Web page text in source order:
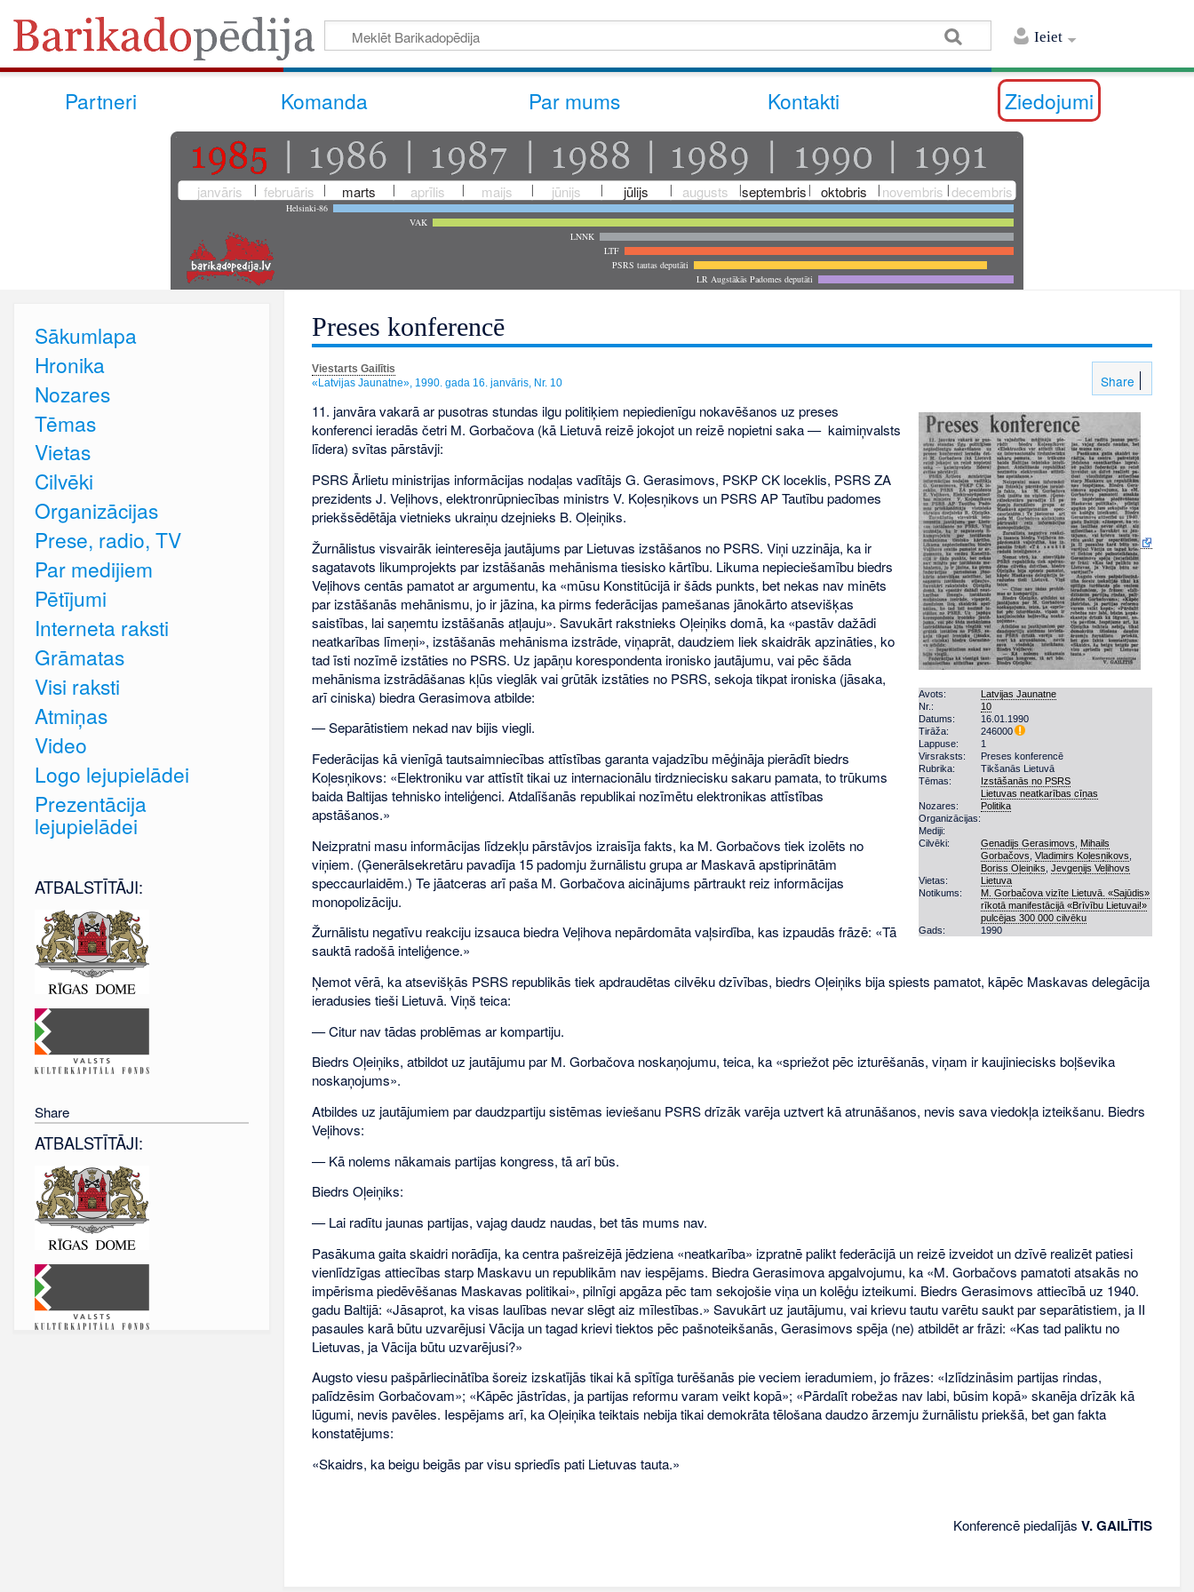
Ieiet
Partneri Komanda Par mums Kontakti Ziedojumi
janvāris februāris marts aprīlis maijs jūnijs jūlijs augusts septembris oktobris novembris decembris
Helsinki-86
VAK
LNNK
LTF
PSRS tautas deputāti
LR Augstākās Padomes deputāti
Preses konferencē
Share
Viestarts Gailītis
«Latvijas Jaunatne», 1990. gada 16. janvāris, Nr. 10
Avots:
Latvijas Jaunatne
Nr.:
10
Datums:
16.01.1990
Tirāža:
246000
Lappuse:
1
Virsraksts:
Preses konferencē
Rubrika:
Tikšanās Lietuvā
Tēmas:
Izstāšanās no PSRS
Lietuvas neatkarības cīņas
Nozares:
Politika
Organizācijas:
Mediji:
Cilvēki:
Genadijs Gerasimovs
Mihails
Gorbačovs ,Vladimirs Koļesņikovs
Boriss Oļeiņiks ,Jevgeņijs Veļihovs
Vietas:
Lietuva
Notikums:
M. Gorbačova vizīte Lietuvā. «Sajūdis»
rīkotā manifestācijā «Brīvību Lietuvai!»
pulcējas 300 000 cilvēku
Gads:
1990
11. janvāra vakarā ar pusotras stundas ilgu politiķiem nepiedienīgu nokavēšanos uz preses
konferenci ieradās četri M. Gorbačova (kā Lietuvā reizē jokojot un reizē nopietni saka — kaimiņvalsts
līdera) svītas pārstāvji:
PSRS Ārlietu ministrijas informācijas nodaļas vadītājs G. Gerasimovs, PSKP CK loceklis, PSRS ZA
prezidents J. Veļihovs, elektronrūpniecības ministrs V. Koļesņikovs un PSRS AP Tautību padomes
priekšsēdētāja vietnieks ukraiņu dzejnieks B. Oļeiņiks.
Žurnālistus visvairāk ieinteresēja jautājums par Lietuvas izstāšanos no PSRS. Viņi uzzināja, ka ir
sagatavots likumprojekts par izstāšanās mehānisma tiesisko kārtību. Likuma nepieciešamību biedrs
Veļihovs centās pamatot ar argumentu, ka «mūsu Konstitūcijā ir šāds punkts, bet nekas nav minēts
par izstāšanās mehānismu, jo ir jāzina, ka pirms federācijas pamešanas jānokārto atsevišķas
saistības, lai saņemtu izstāšanās atļauju». Savukārt rakstnieks Oļeiņiks domā, ka «pastāv dažādi
neatkarības līmeņi», izstāšanās mehānisma izstrāde, viņaprāt, daudziem liek skaidrāk apzināties, ko
tad īsti nozīmē izstāties no PSRS. Uz japāņu korespondenta ironisko jautājumu, vai pēc šāda
mehānisma izstrādāšanas kļūs vieglāk vai grūtāk izstāties no PSRS, sekoja tikpat ironiska (jāsaka,
arī ciniska) biedra Gerasimova atbilde:
— Separātistiem nekad nav bijis viegli.
Federācijas kā vienīgā tautsaimniecības attīstības garanta vajadzību mēģināja pierādīt biedrs
Koļesņikovs: «Elektroniku var attīstīt tikai uz internacionālu tirdzniecisku sakaru pamata, to trūkums
baida Baltijas tehnisko inteliģenci. Atdalīšanās republikai nozīmētu elektronikas attīstības
apstāšanos.»
Neizpratni masu informācijas līdzekļu pārstāvjos izraisīja fakts, ka M. Gorbačovs tiek izolēts no
viņiem. (Ģenerālsekretāru pavadīja 15 padomju žurnālistu grupa ar Maskavā apstiprinātām
speccaurlaidēm.) Te jāatceras arī paša M. Gorbačova aicinājums pārtraukt reiz informācijas
monopolizāciju.
Žurnālistu negatīvu reakciju izsauca biedra Veļihova nepārdomāta vaļsirdība, kas izpaudās frāzē: «Tā
sauktā radošā inteliģence.»
Ņemot vērā, ka atsevišķās PSRS republikās tiek apdraudētas cilvēku dzīvības, biedrs Oļeiņiks bija spiests pamatot, kāpēc Maskavas delegācija
ieradusies tieši Lietuvā. Viņš teica:
— Citur nav tādas problēmas ar kompartiju.
Biedrs Oļeiņiks, atbildot uz jautājumu par M. Gorbačova noskaņojumu, teica, ka «spriežot pēc izturēšanās, viņam ir kaujiniecisks boļševika
noskaņojums».
Atbildes uz jautājumiem par daudzpartiju sistēmas ieviešanu PSRS drīzāk varēja uztvert kā atrunāšanos, nevis sava viedokļa izteikšanu. Biedrs
Veļihovs:
— Kā nolems nākamais partijas kongress, tā arī būs.
Biedrs Oļeiņiks:
— Lai radītu jaunas partijas, vajag daudz naudas, bet tās mums nav.
Pasākuma gaita skaidri norādīja, ka centra pašreizējā jēdziena «neatkarība» izpratnē palikt federācijā un reizē izveidot un dzīvē realizēt patiesi
vienlīdzīgas attiecības starp Maskavu un republikām nav iespējams. Biedra Gerasimova apgalvojumu, ka «M. Gorbačovs pamatoti atsakās no
impērisma piedēvēšanas Maskavas politikai», pilnīgi apgāza pēc tam sekojošie viņa un kolēģu izteikumi. Biedrs Gerasimovs attiecībā uz 1940.
gadu Baltijā: «Jāsaprot, ka visas laulības nevar slēgt aiz mīlestības.» Savukārt uz jautājumu, vai krievu tautu varētu saukt par separātistiem, ja II
pasaules karā būtu uzvarējusi Vācija un tagad krievi tiektos pēc pašnoteikšanās, Gerasimovs spēja (ne) atbildēt ar frāzi: «Kas tad paliktu no
Lietuvas, ja Vācija būtu uzvarējusi?»
Augsto viesu pašpārliecinātība šoreiz izskatījās tikai kā spītīga turēšanās pie veciem ieradumiem, jo frāzes: «Izlīdzināsim partijas rindas,
palīdzēsim Gorbačovam»; «Kāpēc jāstrīdas, ja partijas reformu varam veikt kopā»; «Pārdalīt robežas nav labi, būsim kopā» skanēja drīzāk kā
lūgumi, nevis pavēles. Iespējams arī, ka Oļeiņika teiktais nebija tikai demokrāta tēlošana daudzo ārzemju žurnālistu priekšā, bet gan fakta
konstatējums:
«Skaidrs, ka beigu beigās par visu spriedīs pati Lietuvas tauta.»
Konferencē piedalījāsV. GAILĪTIS
Sākumlapa
Hronika
Nozares
Tēmas
Vietas
Cilvēki
Organizācijas
Prese, radio, TV
Par medijiem
Pētījumi
Interneta raksti
Grāmatas
Visi raksti
Atmiņas
Video
Logo lejupielādei
Prezentācija
lejupielādei
ATBALSTĪTĀJI:
Share
ATBALSTĪTĀJI: